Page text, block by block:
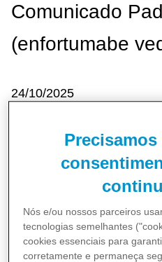
Comunicado
(enfortumabe
24/10/2025
O processo de
titularidade do
Precisamos
Nós e/ou nossos parceiros
tecnologias semelhantes
cookies essenciais para
corretamente e permaneça